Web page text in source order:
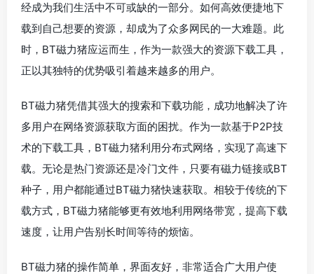
经成为我们生活中不可或缺的一部分。如何高效便捷地下
载到自己想要的资源，却成为了众多网民的一大难题。此
时，BT磁力猪应运而生，作为一款强大的资源下载工具，
正以其独特的优势吸引着越来越多的用户。
BT磁力猪凭借其强大的搜索和下载功能，成功地解决了许
多用户在网络资源获取方面的困扰。作为一款基于P2P技
术的下载工具，BT磁力猪利用分布式网络，实现了高速下
载。无论是热门资源还是冷门文件，只要有磁力链接或BT
种子，用户都能通过BT磁力猪快速获取。相较于传统的下
载方式，BT磁力猪能够更有效地利用网络带宽，提高下载
速度，让用户告别长时间等待的烦恼。
BT磁力猪的操作简单，界面友好，非常适合广大用户使